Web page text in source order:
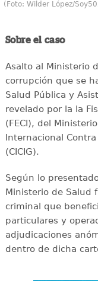
(Foto: Wilder López/
Sobre el caso
Asalto al Ministerio
corrupción que se
Salud Pública y
revelado por la la
(FECI), del
Internacional
(CICIG).
Según lo
Ministerio de Salud
criminal que
particulares y
adjudicaciones
dentro de dicha